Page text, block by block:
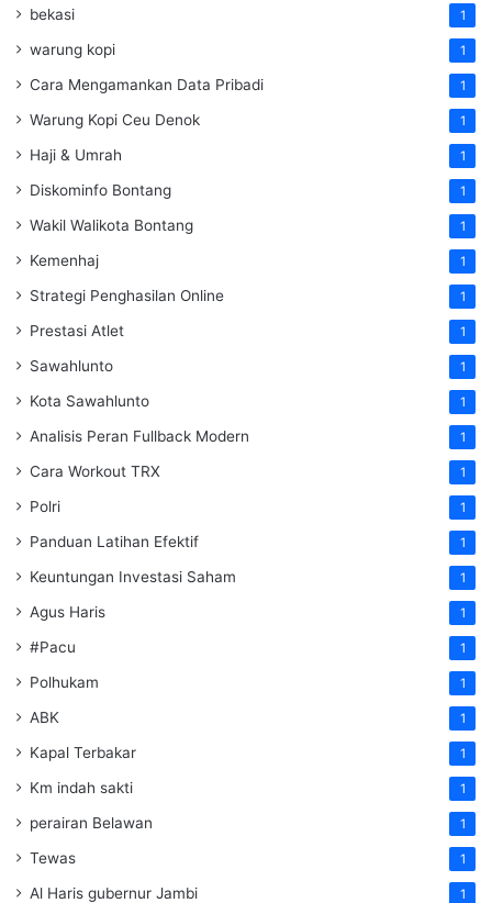
bekasi 1
warung kopi 1
Cara Mengamankan Data Pribadi 1
Warung Kopi Ceu Denok 1
Haji & Umrah 1
Diskominfo Bontang 1
Wakil Walikota Bontang 1
Kemenhaj 1
Strategi Penghasilan Online 1
Prestasi Atlet 1
Sawahlunto 1
Kota Sawahlunto 1
Analisis Peran Fullback Modern 1
Cara Workout TRX 1
Polri 1
Panduan Latihan Efektif 1
Keuntungan Investasi Saham 1
Agus Haris 1
#Pacu 1
Polhukam 1
ABK 1
Kapal Terbakar 1
Km indah sakti 1
perairan Belawan 1
Tewas 1
Al Haris gubernur Jambi 1